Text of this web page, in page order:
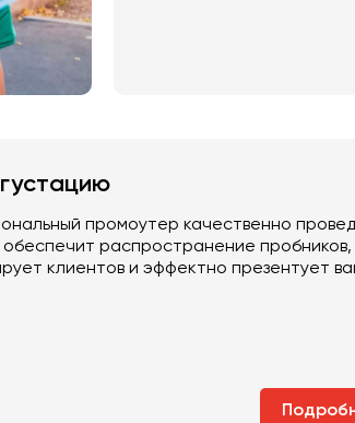
промоутер качественно
обеспечит распространение пробников,
клиентов и эффектно презентует